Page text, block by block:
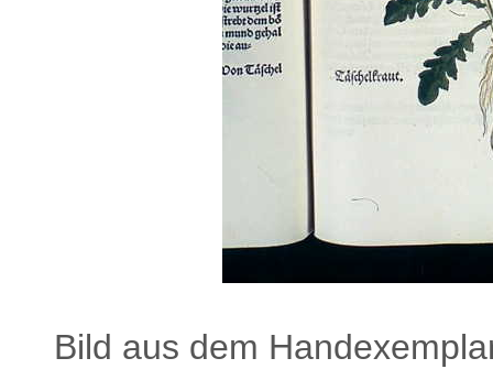
Bild aus dem